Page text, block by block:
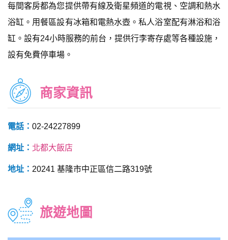
每間客房都為您提供帶有線及衛星頻道的電視、空調和熱水
浴缸。用餐區設有冰箱和電熱水壺。私人浴室配有淋浴和浴
缸。設有24小時服務的前台，提供行李寄存處等各種設施，
設有免費停車場。
商家資訊
電話： 02-24227899
網址： 北都大飯店
地址： 20241 基隆市中正區信二路319號
旅遊地圖